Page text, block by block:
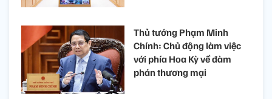
Thủ tướng Phạm Minh
Chính: Chủ động làm việc
với phía Hoa Kỳ về đàm
phán thương mại